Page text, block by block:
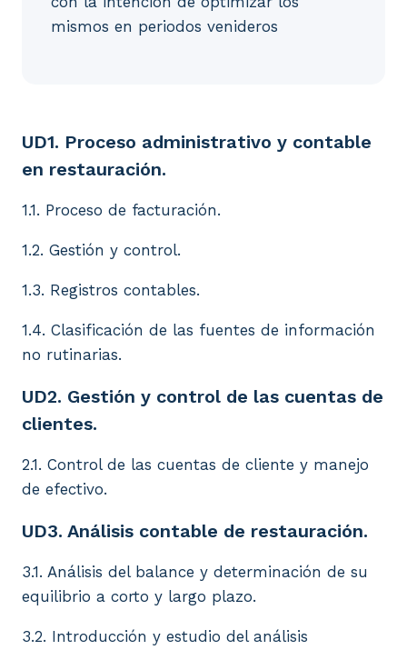
mismos en periodos venideros
UD1. Proceso administrativo y contable en
UD1. Proceso administrativo y contable
en restauración.
1.1. Proceso de facturación.
1.2. Gestión y control.
1.3. Registros contables.
1.4. Clasificación de las fuentes de información
no rutinarias.
UD2. Gestión y control de las cuentas de
clientes.
2.1. Control de las cuentas de cliente y manejo
de efectivo.
UD3. Análisis contable de restauración.
3.1. Análisis del balance y determinación de su
equilibrio a corto y largo plazo.
3.2. Introducción y estudio del análisis